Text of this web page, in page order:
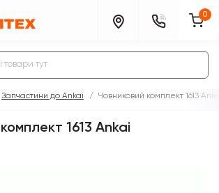
0
Запчастини до Ankai Човниковий комплект 1613
1613 Ankai